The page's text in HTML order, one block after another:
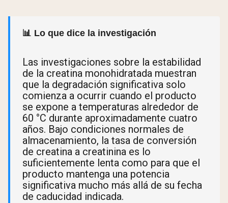
📊 Lo que dice la investigación
Las investigaciones sobre la estabilidad
de la creatina monohidratada muestran
que la degradación significativa solo
comienza a ocurrir cuando el producto
se expone a temperaturas alrededor de
60 °C durante aproximadamente cuatro
años. Bajo condiciones normales de
almacenamiento, la tasa de conversión
de creatina a creatinina es lo
suficientemente lenta como para que el
producto mantenga una potencia
significativa mucho más allá de su fecha
de caducidad indicada.